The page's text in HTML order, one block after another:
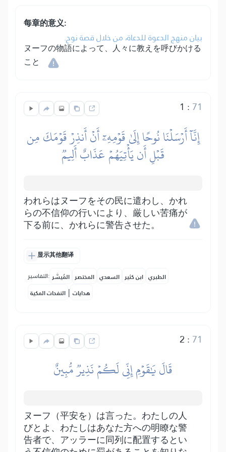
每章的意义:
بيان منهج الدعوة للدعاة، من خلال قصة نوح.
ヌーフの物語によって、人々に教えを呼びかける
こと
1 : 71
إِنَّآ أَرۡسَلۡنَا نُوحًا إِلَىٰ قَوۡمِهِۦٓ أَنۡ أَنذِرۡ قَوۡمَكَ مِن
قَبۡلِ أَن يَأۡتِيَهُمۡ عَذَابٌ أَلِيمٞ
われらはヌーフをその民に遣わし、かれ
らの不信仰の行いにより、厳しい苦痛が
下る前に、かれらに警告させた。
显示其他翻译
التفاسير: المُيسَّر المختصر السعدي ابن كثير الطبري
النفحات المكية | هدايات
2 : 71
قَالَ يَٰقَوۡمِ إِنِّي لَكُمۡ نَذِيرٞ مُّبِينٌ
ヌーフ（平安を）は言った。わたしの人
びとよ、わたしはあなた方への明瞭な警
告者で、アッラーに同列に配置するとい